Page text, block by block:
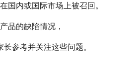
国内或国际市场上被召回。
品的缺陷情况，
长参考并关注这些问题。